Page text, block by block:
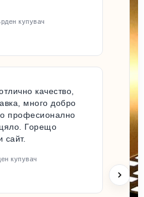
купувач
качество,
много добро
професионално
Горещо
сайт.
купувач